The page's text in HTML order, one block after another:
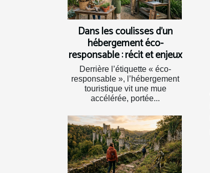
Dans les coulisses d’un
hébergement éco-
responsable : récit et enjeux
Derrière l’étiquette « éco-
responsable », l’hébergement
touristique vit une mue
accélérée, portée...